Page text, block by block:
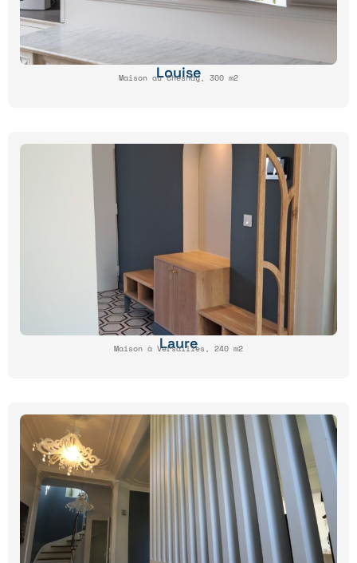
Louise
Maison au Chesnay, 300 m2
Laure
Maison à Versailles, 240 m2